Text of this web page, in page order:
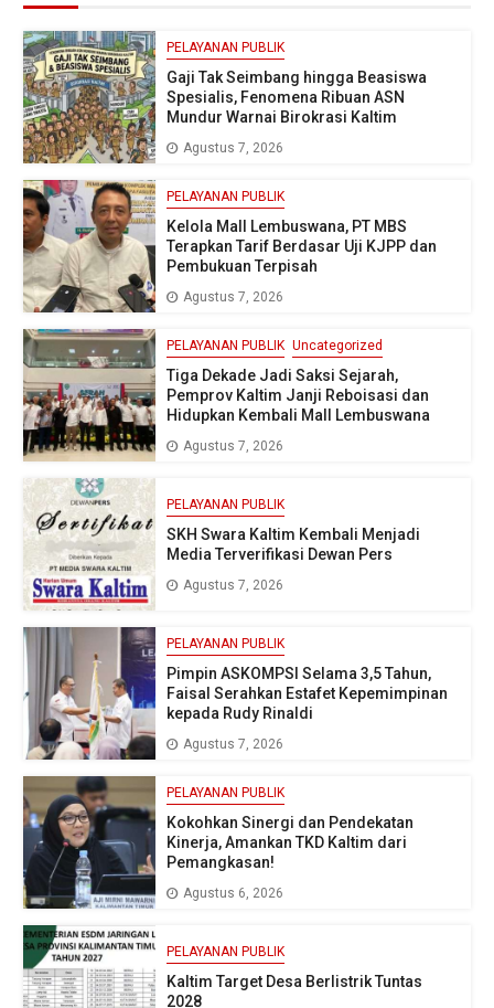
PELAYANAN PUBLIK
Gaji Tak Seimbang hingga Beasiswa
Spesialis, Fenomena Ribuan ASN
Mundur Warnai Birokrasi Kaltim
Agustus 7, 2026
PELAYANAN PUBLIK
Kelola Mall Lembuswana, PT MBS
Terapkan Tarif Berdasar Uji KJPP dan
Pembukuan Terpisah
Agustus 7, 2026
PELAYANAN PUBLIK Uncategorized
Tiga Dekade Jadi Saksi Sejarah,
Pemprov Kaltim Janji Reboisasi dan
Hidupkan Kembali Mall Lembuswana
Agustus 7, 2026
PELAYANAN PUBLIK
SKH Swara Kaltim Kembali Menjadi
Media Terverifikasi Dewan Pers
Agustus 7, 2026
PELAYANAN PUBLIK
Pimpin ASKOMPSI Selama 3,5 Tahun,
Faisal Serahkan Estafet Kepemimpinan
kepada Rudy Rinaldi
Agustus 7, 2026
PELAYANAN PUBLIK
Kokohkan Sinergi dan Pendekatan
Kinerja, Amankan TKD Kaltim dari
Pemangkasan!
Agustus 6, 2026
PELAYANAN PUBLIK
Kaltim Target Desa Berlistrik Tuntas
2028